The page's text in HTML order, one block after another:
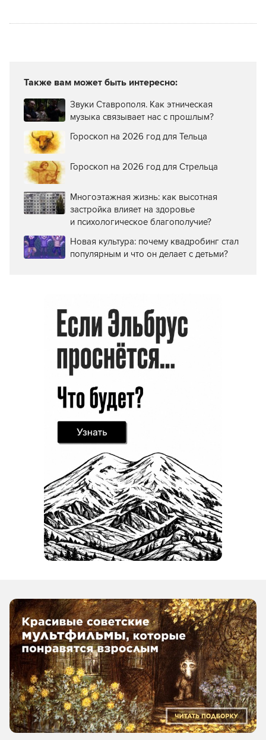
Также вам может быть интересно:
Звуки Ставрополя. Как этническая
музыка связывает нас с прошлым?
Гороскоп на 2026 год для Тельца
Гороскоп на 2026 год для Стрельца
Многоэтажная жизнь: как высотная
застройка влияет на здоровье
и психологическое благополучие?
Новая культура: почему квадробинг стал
популярным и что он делает с детьми?